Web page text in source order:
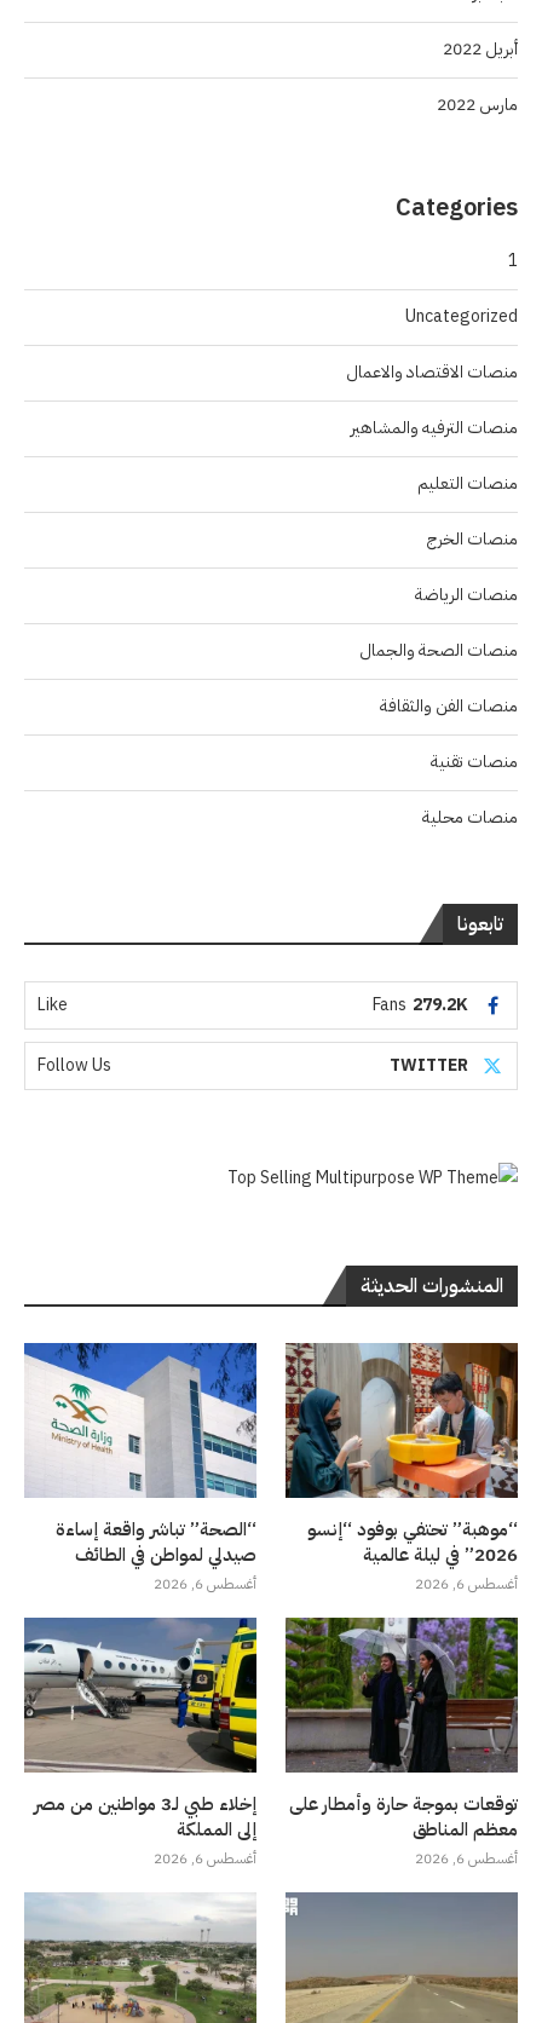
أبريل 2022
مارس 2022
Categories
1
Uncategorized
منصات الاقتصاد والاعمال
منصات الترفيه والمشاهير
منصات التعليم
منصات الخرج
منصات الرياضة
منصات الصحة والجمال
منصات الفن والثقافة
منصات تقنية
منصات محلية
تابعونا
279.2K
Fans
Like
TWITTER
Follow Us
المنشورات الحديثة
“موهبة” تحتفي بوفود “إنسو
2026” في ليلة عالمية
أغسطس 6, 2026
“الصحة” تباشر واقعة إساءة
صيدلي لمواطن في الطائف
أغسطس 6, 2026
توقعات بموجة حارة وأمطار على
معظم المناطق
أغسطس 6, 2026
إخلاء طبي لـ3 مواطنين من مصر
إلى المملكة
أغسطس 6, 2026